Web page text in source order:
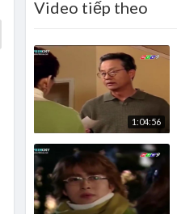
Video tiếp theo
1:04:56